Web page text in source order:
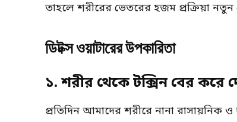
তাহলে শরীরের ভেতরের হজম প্রক্রিয়া নতুন
ডিটক্স ওয়াটারের উপকারিতা
১. শরীর থেকে টক্সিন বের করে
প্রতিদিন আমাদের শরীরে নানা